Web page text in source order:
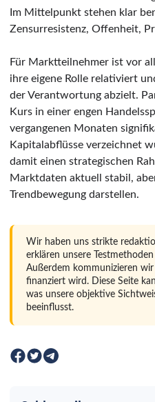
Im Mittelpunkt stehen klar
Zensurresistenz, Offenheit,
Für Marktteilnehmer ist vor
ihre eigene Rolle relativiert
der Verantwortung abzielt.
Kurs in einer engen
vergangenen Monaten
Kapitalabflüsse verzeichnet
damit einen strategischen
Marktdaten aktuell stabil,
Trendbewegung darstellen.
Wir haben uns strikte
erklären unsere
Außerdem kommunizieren
finanziert wird. Diese Seite
was unsere objektive
beeinflusst.